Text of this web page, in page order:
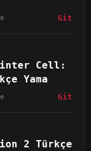
Git
Cell:
Yama
Git
2 Türkçe